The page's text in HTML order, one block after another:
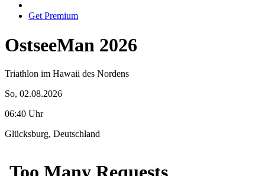
Get Premium
OstseeMan 2026
Triathlon im Hawaii des Nordens
So, 02.08.2026
06:40 Uhr
Glücksburg, Deutschland